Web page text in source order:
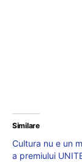
Similare
Cultura nu e un
a premiului